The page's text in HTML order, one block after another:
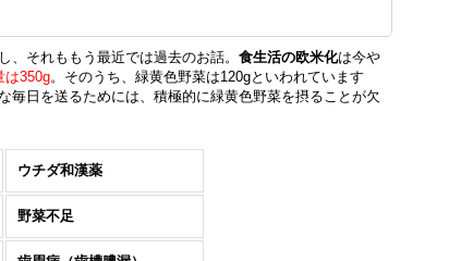
、それももう最近では過去のお話。食生活の欧米化は今や
は350g。そのうち、緑黄色野菜は120gといわれています
毎日を送るためには、積極的に緑黄色野菜を摂ることが欠
ウチダ和漢薬
野菜不足